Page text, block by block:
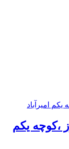
،کوچه یکم